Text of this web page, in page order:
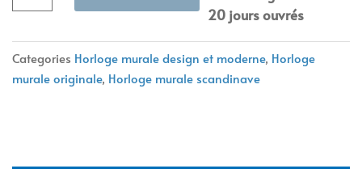
20 jours ouvrés
Categories Horloge murale design et moderne, Horloge
murale originale, Horloge murale scandinave